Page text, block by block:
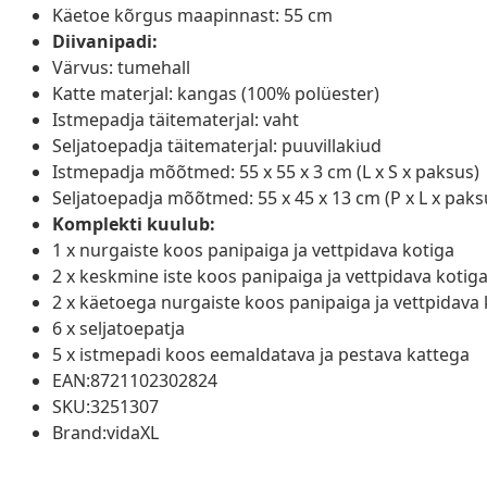
Käetoe kõrgus maapinnast: 55 cm
Diivanipadi:
Värvus: tumehall
Katte materjal: kangas (100% polüester)
Istmepadja täitematerjal: vaht
Seljatoepadja täitematerjal: puuvillakiud
Istmepadja mõõtmed: 55 x 55 x 3 cm (L x S x paksus)
Seljatoepadja mõõtmed: 55 x 45 x 13 cm (P x L x
Komplekti kuulub:
1 x nurgaiste koos panipaiga ja vettpidava kotiga
2 x keskmine iste koos panipaiga ja vettpidava kotiga
2 x käetoega nurgaiste koos panipaiga ja vettpidava
6 x seljatoepatja
5 x istmepadi koos eemaldatava ja pestava kattega
EAN:8721102302824
SKU:3251307
Brand:vidaXL